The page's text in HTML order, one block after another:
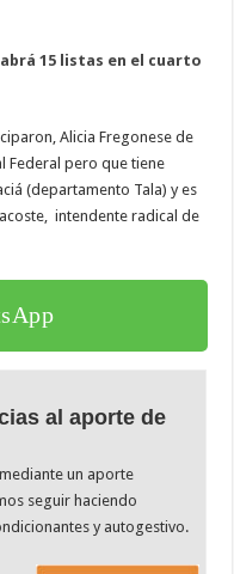
15 listas en el cuarto
Alicia Fregonese de
Federal pero que tiene
(departamento Tala) y es
intendente radical de
al aporte de
un aporte
seguir haciendo
y autogestivo.